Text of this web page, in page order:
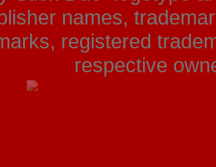
names,
registered
respective